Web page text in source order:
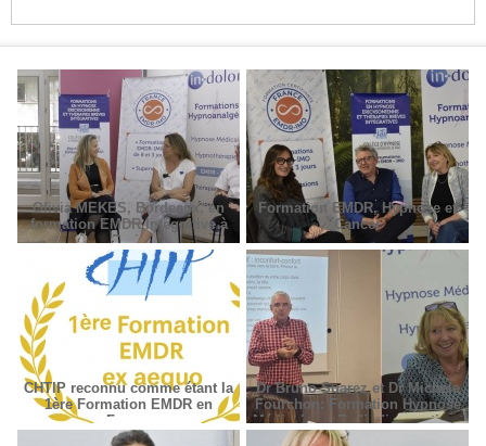
Olivia MEKES, Bordeaux, en
formation EMDR Intégrative à
Paris
Formation EMDR, Hypnose et
Cancer
CHTIP reconnu comme étant la
1ère Formation EMDR en
France
Dr Bruno Suarez et Dr Michèle
Fourchon: Formation Hypnose
Médicale en Radiodiagnostic et
Radiothérapie.